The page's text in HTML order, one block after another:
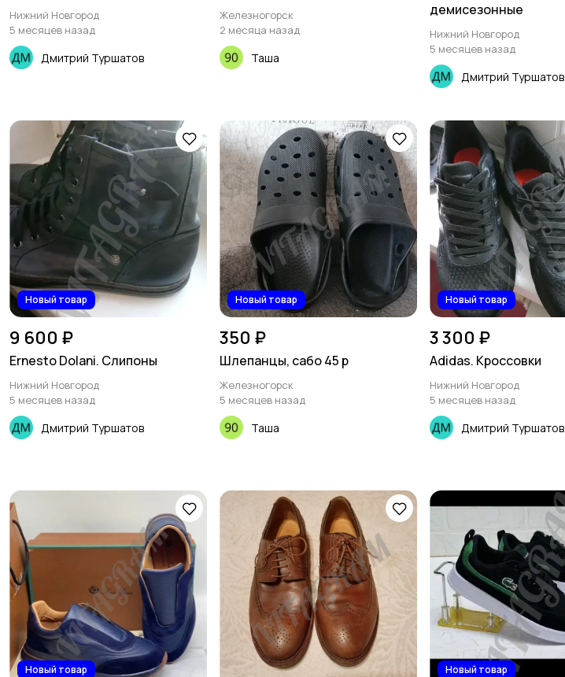
Нижний Новгород
5 месяцев назад
Дмитрий Туршатов
Железногорск
2 месяца назад
Таша
демисезонные
Нижний Новгород
5 месяцев назад
Дмитрий Туршатов
Новый товар
9 600 ₽
Ernesto Dolani. Слипоны
Нижний Новгород
5 месяцев назад
Дмитрий Туршатов
Новый товар
350 ₽
Шлепанцы, сабо 45 р
Железногорск
5 месяцев назад
Таша
Новый товар
3 300 ₽
Adidas. Кроссовки
Нижний Новгород
5 месяцев назад
Дмитрий Туршатов
Новый товар Новый товар